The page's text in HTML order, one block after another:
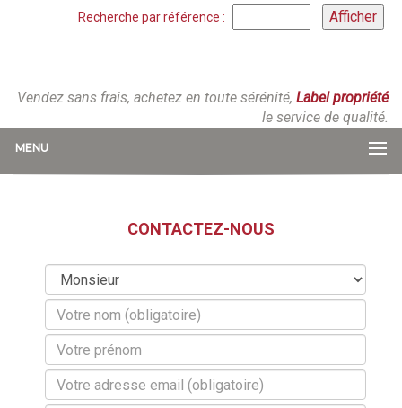
Recherche par référence :
Vendez sans frais, achetez en toute sérénité, Label propriété
le service de qualité.
MENU
CONTACTEZ-NOUS